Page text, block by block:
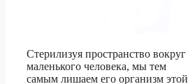
Стерилизуя пространство вокруг
маленького человека, мы тем
самым лишаем его организм этой